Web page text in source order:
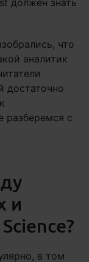
что
аналитик
достаточно
разберемся с
и
в том